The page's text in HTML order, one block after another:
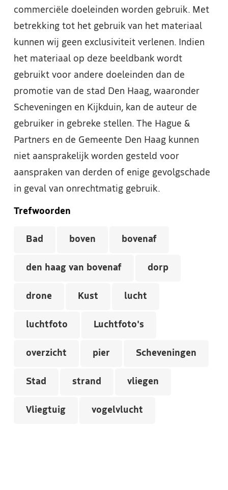
commerciële doeleinden worden gebruik. Met
betrekking tot het gebruik van het materiaal
kunnen wij geen exclusiviteit verlenen. Indien
het materiaal op deze beeldbank wordt
gebruikt voor andere doeleinden dan de
promotie van de stad Den Haag, waaronder
Scheveningen en Kijkduin, kan de auteur de
gebruiker in gebreke stellen. The Hague &
Partners en de Gemeente Den Haag kunnen
niet aansprakelijk worden gesteld voor
aanspraken van derden of enige gevolgschade
in geval van onrechtmatig gebruik.
Trefwoorden
Bad boven bovenaf
den haag van bovenaf dorp
drone Kust lucht
luchtfoto Luchtfoto's
overzicht pier Scheveningen
Stad strand vliegen
Vliegtuig vogelvlucht